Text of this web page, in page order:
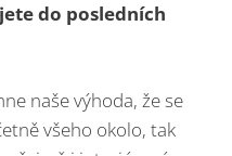
do posledních
naše výhoda, že se
všeho okolo, tak